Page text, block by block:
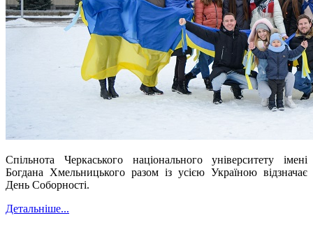
Спільнота Черкаського національного університету імені
Богдана Хмельницького разом із усією Україною відзначає
День Соборності.
Детальніше...